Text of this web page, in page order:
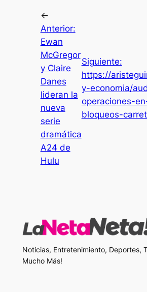
←
Anterior:
Ewan
McGregor
y Claire
Danes
lideran la
nueva
serie
dramática
A24 de
Hulu
Siguiente:
https://
y-economia/
operaciones-
bloqueos-
Noticias, Entretenimiento, Deportes,
Mucho Más!